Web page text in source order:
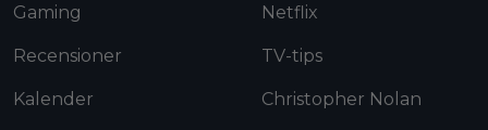
Gaming
Recensioner
Kalender
Netflix
TV-tips
Christopher Nolan